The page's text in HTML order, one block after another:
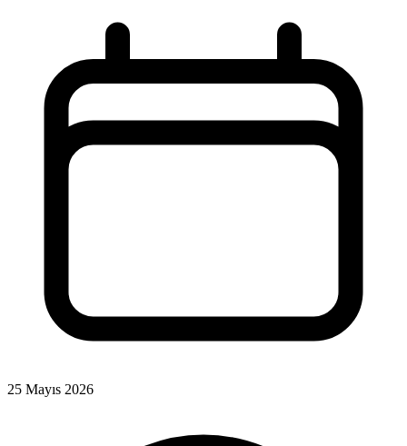
25 Mayıs 2026